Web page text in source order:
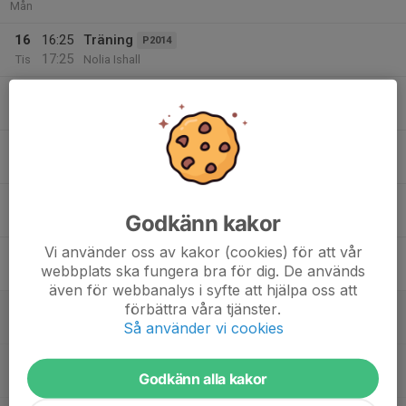
Mån
16
Tis
16:25
17:25
Träning P2014
Nolia Ishall
P2015
Matcher P2016
Skellefteå
08:00
Kompiscup P2017
Godkänn kakor
Vi använder oss av kakor (cookies) för att vår
webbplats ska fungera bra för dig. De används
även för webbanalys i syfte att hjälpa oss att
förbättra våra tjänster.
Så använder vi cookies
Godkänn alla kakor